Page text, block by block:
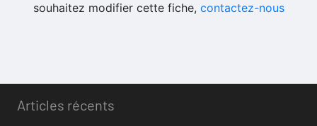
souhaitez modifier cette fiche, contactez-nous
Articles récents